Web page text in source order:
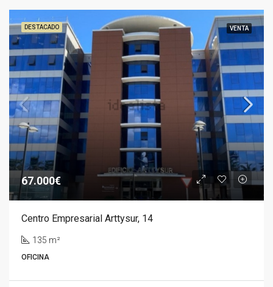
DESTACADO VENTA
67.000€
Centro Empresarial Arttysur, 14
135 m²
OFICINA